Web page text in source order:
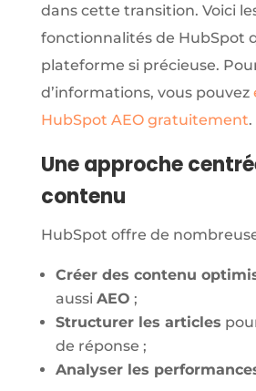
dans cette transition. Voici
fonctionnalités de HubSpot
plateforme si précieuse.
d’informations, vous pouvez
HubSpot AEO gratuitement.
Une approche
contenu
HubSpot offre de
Créer des contenu
aussi AEO ;
Structurer les articles
de réponse ;
Analyser les